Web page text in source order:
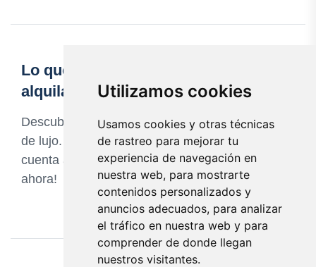
Utilizamos cookies
Usamos cookies y otras técnicas
de rastreo para mejorar tu
experiencia de navegación en
nuestra web, para mostrarte
contenidos personalizados y
anuncios adecuados, para analizar
el tráfico en nuestra web y para
comprender de donde llegan
nuestros visitantes.
Lo que necesitas saber antes de
alquilar una casa de lujo
Descubre lo esencial antes de alquilar una casa
de lujo. Consejos y precauciones a tomar en
cuenta antes de decidirte. ¡Lee nuestro artículo
ahora!